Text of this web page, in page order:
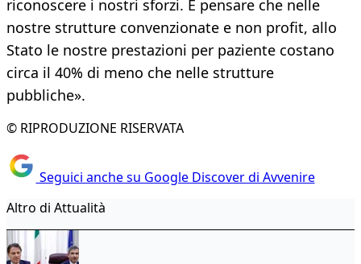
riconoscere i nostri sforzi. E pensare che nelle
nostre strutture convenzionate e non profit, allo
Stato le nostre prestazioni per paziente costano
circa il 40% di meno che nelle strutture
pubbliche».
© RIPRODUZIONE RISERVATA
Seguici anche su Google Discover di Avvenire
Altro di Attualità